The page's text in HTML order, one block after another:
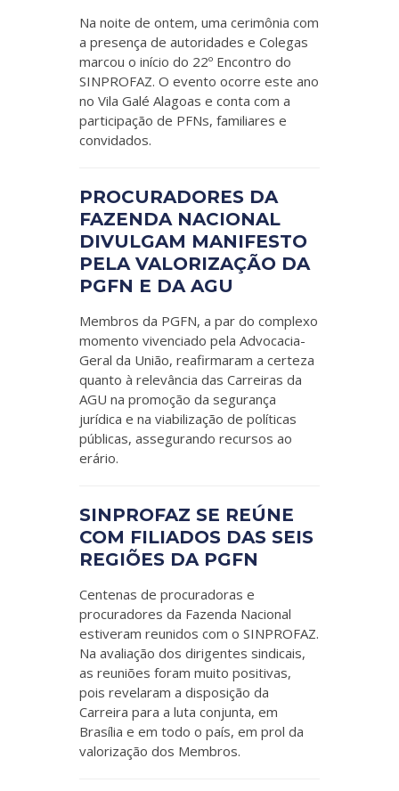
Na noite de ontem, uma cerimônia com
a presença de autoridades e Colegas
marcou o início do 22º Encontro do
SINPROFAZ. O evento ocorre este ano
no Vila Galé Alagoas e conta com a
participação de PFNs, familiares e
convidados.
PROCURADORES DA
FAZENDA NACIONAL
DIVULGAM MANIFESTO
PELA VALORIZAÇÃO DA
PGFN E DA AGU
Membros da PGFN, a par do complexo
momento vivenciado pela Advocacia-
Geral da União, reafirmaram a certeza
quanto à relevância das Carreiras da
AGU na promoção da segurança
jurídica e na viabilização de políticas
públicas, assegurando recursos ao
erário.
SINPROFAZ SE REÚNE
COM FILIADOS DAS SEIS
REGIÕES DA PGFN
Centenas de procuradoras e
procuradores da Fazenda Nacional
estiveram reunidos com o SINPROFAZ.
Na avaliação dos dirigentes sindicais,
as reuniões foram muito positivas,
pois revelaram a disposição da
Carreira para a luta conjunta, em
Brasília e em todo o país, em prol da
valorização dos Membros.